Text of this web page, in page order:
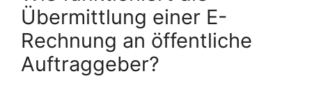
Übermittlung einer E-
Rechnung an öffentliche
Auftraggeber?